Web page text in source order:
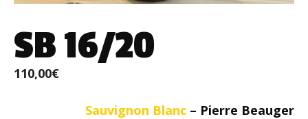
SB 16/20
110,00€
Sauvignon Blanc – Pierre Beauger